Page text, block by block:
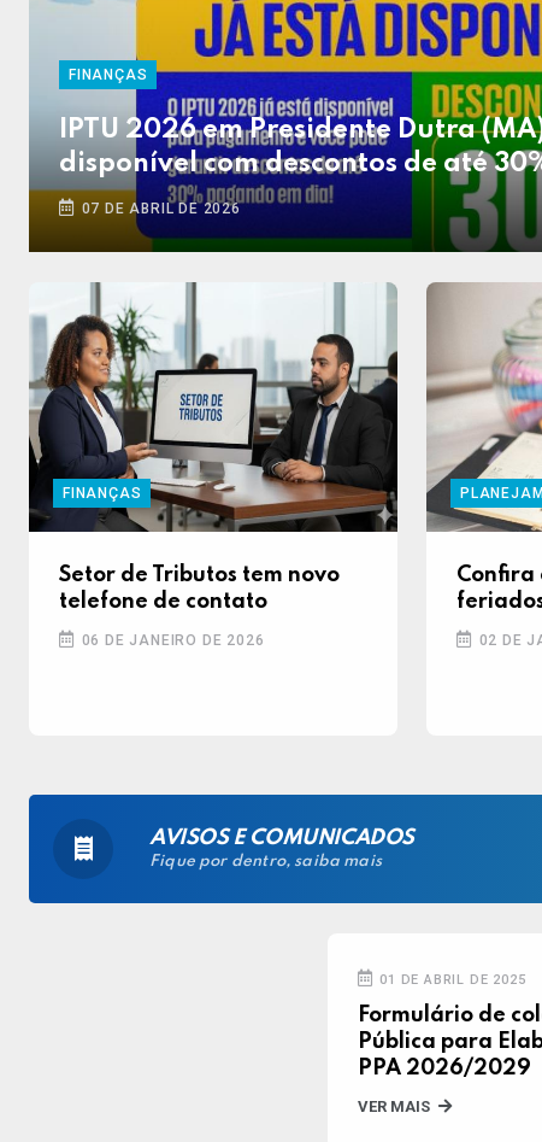
FINANÇAS
IPTU 2026 em Presidente Dutra
disponível com descontos de até
07 DE ABRIL DE 2026
FINANÇAS
Setor de Tributos tem novo
telefone de contato
06 DE JANEIRO DE 2026
Confira
02 DE
AVISOS E COMUNICADOS
Fique por dentro, saiba mais
01 DE ABRIL DE 2025
Formulário de
Pública para
PPA 2026/2029
VER MAIS